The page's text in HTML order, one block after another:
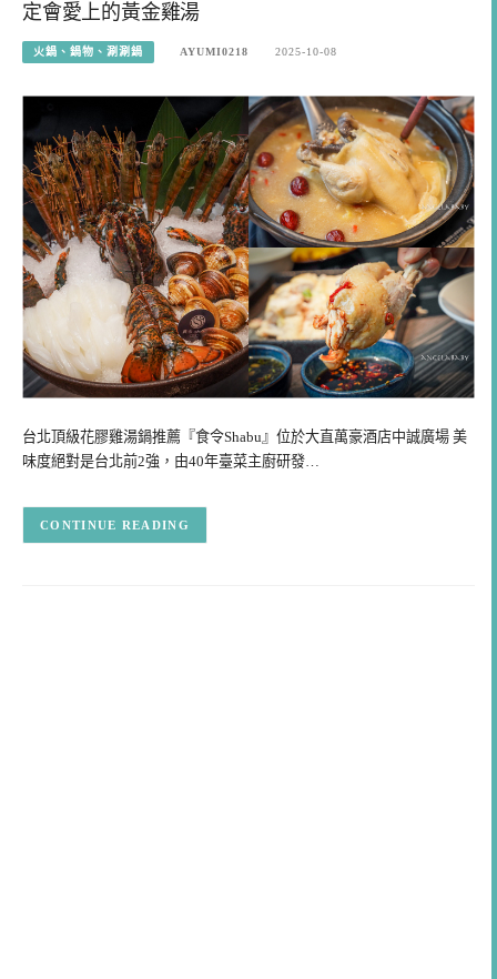
定會愛上的黃金雞湯
火鍋、鍋物、涮涮鍋 AYUMI0218 2025-10-08
台北頂級花膠雞湯鍋推薦『食令Shabu』位於大直萬豪酒店中誠廣場 美
味度絕對是台北前2強，由40年臺菜主廚研發…
CONTINUE READING